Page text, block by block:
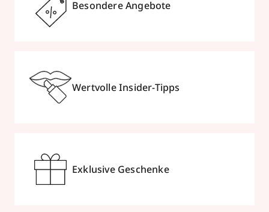
Besondere Angebote
Wertvolle Insider-Tipps
Exklusive Geschenke